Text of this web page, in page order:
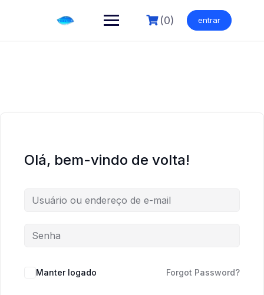
(0) entrar
Olá, bem-vindo de volta!
Manter logado Forgot Password?